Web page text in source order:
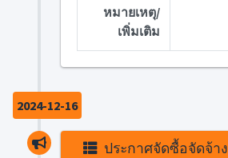
หมายเหตุ/
เพิ่มเติม
2024-12-16
ประกาศจัดซื้อจัดจ้าง